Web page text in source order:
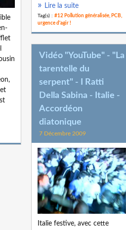
Lire la suite
Tag(s) : #12 Pollution généralisée, PCB,
urgence d'agir !
Vidéo "YouTube" - "La
tarentelle du
serpent" - I Ratti
Della Sabina - Italie -
Accordéon
diatonique
7 Décembre 2009
Italie festive, avec cette